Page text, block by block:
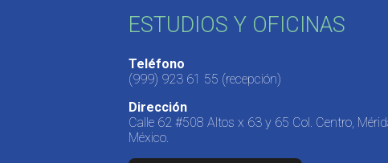
ESTUDIOS Y OFICINAS
Teléfono
(999) 923 61 55 (recepción)
Dirección
Calle 62 #508 Altos x 63 y 65 Col. Centro,
México.